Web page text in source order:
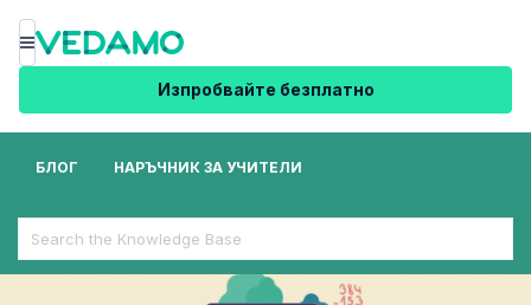
Меню
Изпробвайте безплатно
БЛОГ НАРЪЧНИК ЗА УЧИТЕЛИ
Search
For